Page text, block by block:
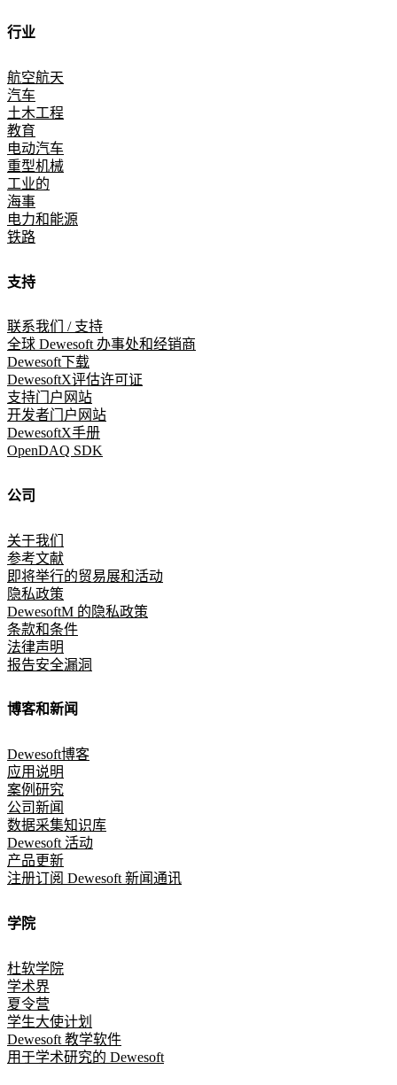
行业
航空航天
汽车
土木工程
教育
电动汽车
重型机械
工业的
海事
电力和能源
铁路
支持
联系我们 / 支持
全球 Dewesoft 办事处和经销商
Dewesoft下载
DewesoftX评估许可证
支持门户网站
开发者门户网站
DewesoftX手册
OpenDAQ SDK
公司
关于我们
参考文献
即将举行的贸易展和活动
隐私政策
DewesoftM 的隐私政策
条款和条件
法律声明
报告安全漏洞
博客和新闻
Dewesoft博客
应用说明
案例研究
公司新闻
数据采集知识库
Dewesoft 活动
产品更新
注册订阅 Dewesoft 新闻通讯
学院
杜软学院
学术界
夏令营
学生大使计划
Dewesoft 教学软件
用于学术研究的 Dewesoft